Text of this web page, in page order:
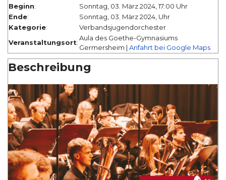
Beginn:
Sonntag, 03. März 2024, 17:00 Uhr
Ende:
Sonntag, 03. März 2024, Uhr
Kategorie:
Verbandsjugendorchester
Veranstaltungsort:
Aula des Goethe-Gymnasiums
Germersheim | Anfahrt bei Google Maps
Beschreibung